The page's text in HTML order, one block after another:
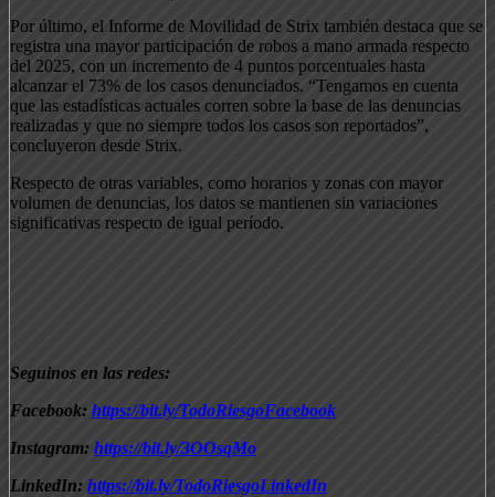
Por último, el Informe de Movilidad de Strix también destaca que se
registra una mayor participación de robos a mano armada respecto
del 2025, con un incremento de 4 puntos porcentuales hasta
alcanzar el 73% de los casos denunciados. “Tengamos en cuenta
que las estadísticas actuales corren sobre la base de las denuncias
realizadas y que no siempre todos los casos son reportados”,
concluyeron desde Strix.
Respecto de otras variables, como horarios y zonas con mayor
volumen de denuncias, los datos se mantienen sin variaciones
significativas respecto de igual período.
Seguinos en las redes:
Facebook: https://bit.ly/TodoRiesgoFacebook
Instagram: https://bit.ly/3OOsqMo
LinkedIn: https://bit.ly/TodoRiesgoLinkedIn